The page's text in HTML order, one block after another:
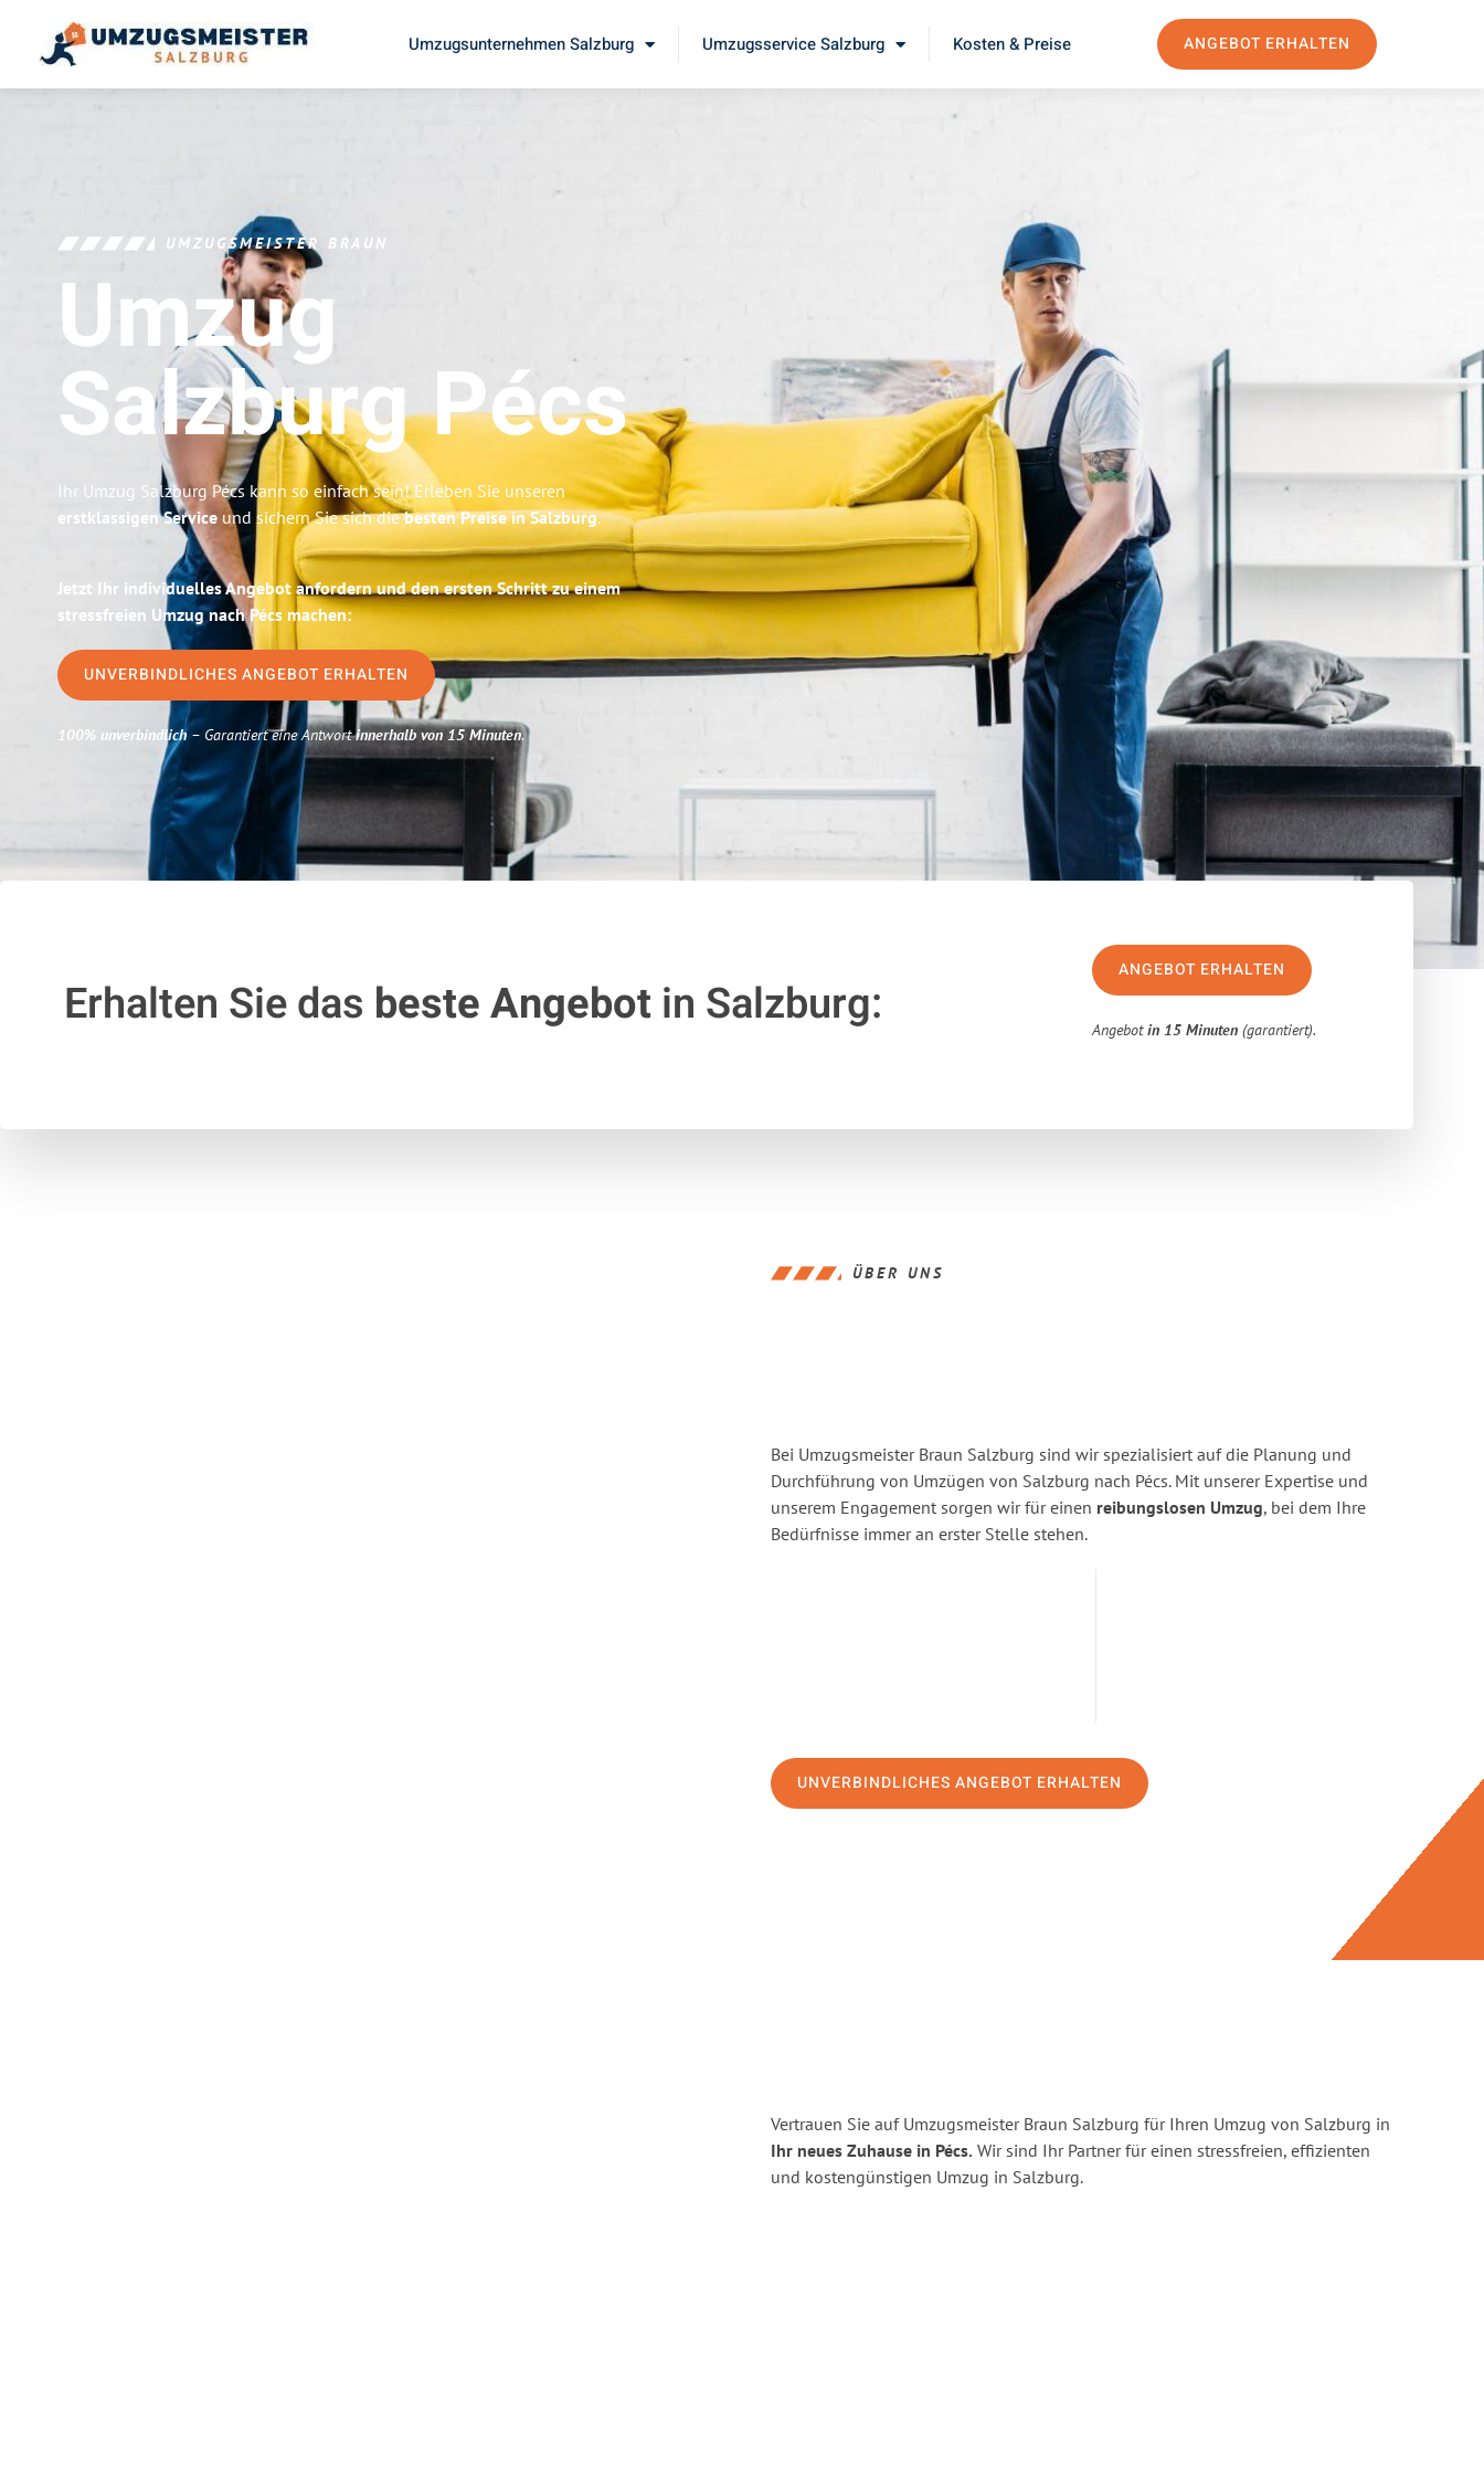
Umzugsunternehmen Salzburg Umzugsservice Salzburg Kosten & Preise ANGEBOT ERHALTEN
UMZUGSMEISTER BRAUN
Umzug
SalzburgPécs
Ihr Umzug Salzburg Pécs kann so einfach sein! Erleben Sie unseren
erstklassigen Service und sichern Sie sich diebesten Preise in Salzburg.
Jetzt Ihr individuelles Angebot anfordern und den ersten Schritt zu einem
stressfreien Umzug nach Pécs machen:
UNVERBINDLICHES ANGEBOT ERHALTEN
100% unverbindlich– Garantiert eine Antwortinnerhalb von 15 Minuten.
Erhalten Sie das beste Angebotin Salzburg:
ANGEBOT ERHALTEN
Angebotin 15 Minuten (garantiert).
ÜBER UNS
Bei Umzugsmeister Braun Salzburg sind wir spezialisiert auf die Planung und
Durchführung von Umzügen von Salzburg nach Pécs. Mit unserer Expertise und
unserem Engagement sorgen wir für einen reibungslosen Umzug, bei dem Ihre
Bedürfnisse immer an erster Stelle stehen.
UNVERBINDLICHES ANGEBOT ERHALTEN
Vertrauen Sie auf Umzugsmeister Braun Salzburg für Ihren Umzug von Salzburg in
Ihr neues Zuhause in Pécs. Wir sind Ihr Partner für einen stressfreien, effizienten
und kostengünstigen Umzug in Salzburg.